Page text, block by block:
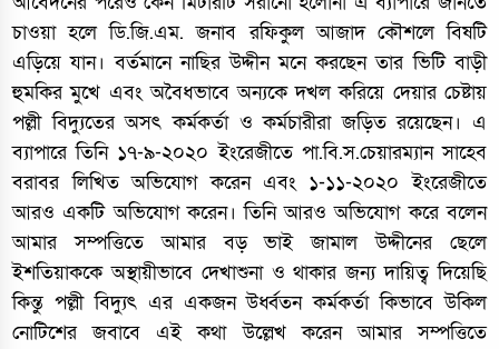
চাওয়া হলে ডি.জি.এম. জনাব রফিকুল আজাদ কৌশলে বিষটি
এড়িয়ে যান। বর্তমানে নাছির উদ্দীন মনে করছেন তার ভিটি বাড়ী
হুমকির মুখে এবং অবৈধভাবে অন্যকে দখল করিয়ে দেয়ার চেষ্টায়
পল্লী বিদ্যুতের অসৎ কর্মকর্তা ও কর্মচারীরা জড়িত রয়েছেন। এ
ব্যাপারে তিনি ১৭-৯-২০২০ ইংরেজীতে পা.বি.স.চেয়ারম্যান সাহেব
বরাবর লিখিত অভিযোগ করেন এবং ১-১১-২০২০ ইংরেজীতে
আরও একটি অভিযোগ করেন। তিনি আরও অভিযোগ করে বলেন
আমার সম্পত্তিতে আমার বড় ভাই জামাল উদ্দীনের ছেলে
ইশতিয়াককে অস্থায়ীভাবে দেখাশুনা ও থাকার জন্য দায়িত্ব দিয়েছি
কিন্তু পল্লী বিদ্যুৎ এর একজন উর্ধ্বতন কর্মকর্তা কিভাবে উকিল
নোটিশের জবাবে এই কথা উল্লেখ করেন আমার সম্পত্তিতে